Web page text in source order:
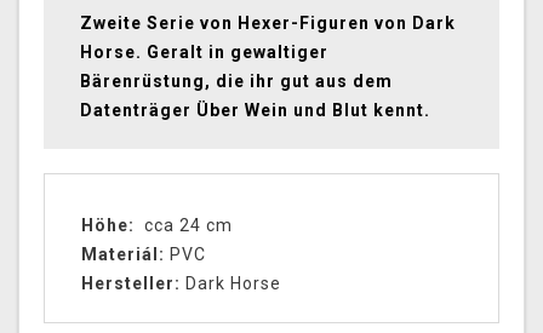
Zweite Serie von Hexer-Figuren von Dark
Horse. Geralt in gewaltiger
Bärenrüstung, die ihr gut aus dem
Datenträger Über Wein und Blut kennt.
Höhe:
cca 24 cm
Materiál: PVC
Hersteller: Dark Horse